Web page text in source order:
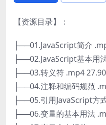
【资源目录】：
├──01.JavaScript简介
├──02.JavaScript基本用
├──03.转义符 .mp4
├──04.注释和编码规范
├──05.引用JavaScript方
├──06.变量的基本用法